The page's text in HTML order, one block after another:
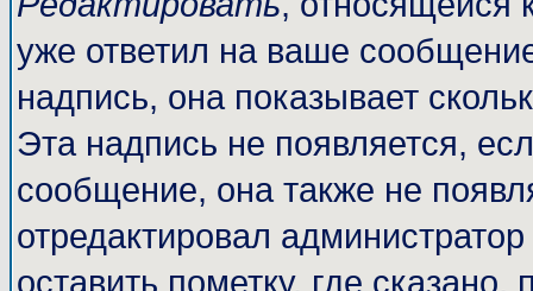
уже ответил на ваше
надпись, она показывает
Эта надпись не появляется,
сообщение, она также не
отредактировал
оставить пометку, где